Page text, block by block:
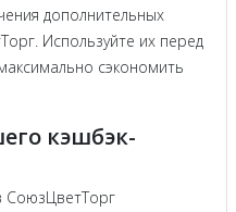
дополнительных
Используйте их перед
сэкономить
кэшбэк-
СоюзЦветТорг